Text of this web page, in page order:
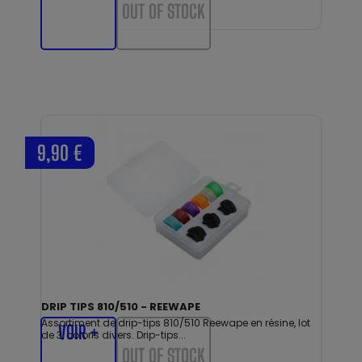
OUT OF STOCK
DRIP TIPS 810/510 - REEWAPE
Assortiment de drip-tips 810/510 Reewape en résine, lot
de 3, coloris divers. Drip-tips...
9,90 €
VOIR +
OUT OF STOCK